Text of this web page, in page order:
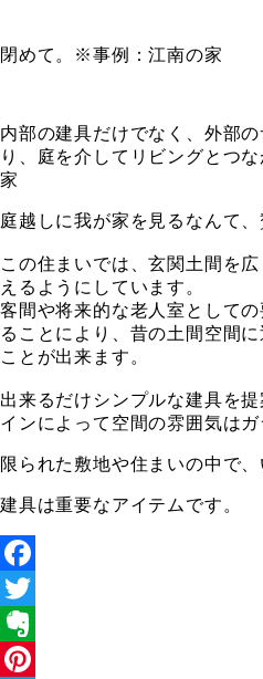
閉めて。※事例：江南の家
内部の建具だけでなく、外部
り、庭を介してリビングとつ
家
庭越しに我が家を見るなんて
この住まいでは、玄関土間を
えるようにしています。
客間や将来的な老人室として
ることにより、昔の土間空間
ことが出来ます。
出来るだけシンプルな建具を
インによって空間の雰囲気はガ
限られた敷地や住まいの中で
建具は重要なアイテムです。
Facebook
Twitter
Evernote